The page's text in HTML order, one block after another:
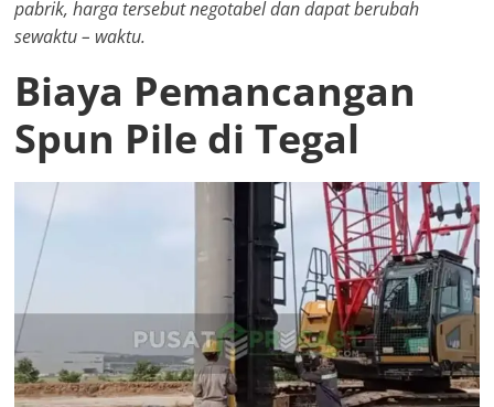
pabrik, harga tersebut negotabel dan dapat berubah
sewaktu – waktu.
Biaya Pemancangan
Spun Pile di Tegal